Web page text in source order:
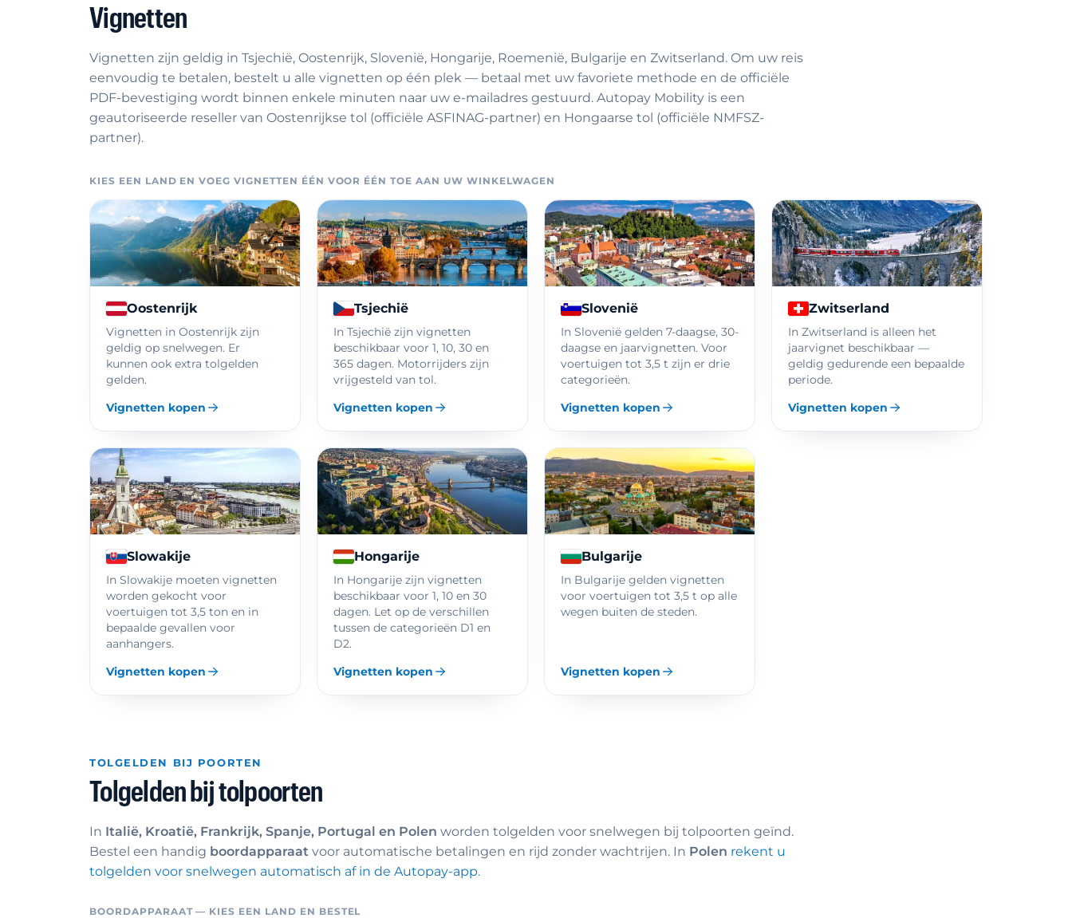
Vignetten
Vignetten zijn geldig in Tsjechië, Oostenrijk, Slovenië, Hongarije, Roemenië, Bulgarije en Zwitserland. Om uw reis
eenvoudig te betalen, bestelt u alle vignetten op één plek — betaal met uw favoriete methode en de officiële
PDF-bevestiging wordt binnen enkele minuten naar uw e-mailadres gestuurd. Autopay Mobility is een
geautoriseerde reseller van Oostenrijkse tol (officiële ASFINAG-partner) en Hongaarse tol (officiële NMFSZ-
partner).
KIES EEN LAND EN VOEG VIGNETTEN ÉÉN VOOR ÉÉN TOE AAN UW WINKELWAGEN
Oostenrijk
Vignetten in Oostenrijk zijn
geldig op snelwegen. Er
kunnen ook extra tolgelden
gelden.
Vignetten kopen
Tsjechië
In Tsjechië zijn vignetten
beschikbaar voor 1, 10, 30 en
365 dagen. Motorrijders zijn
vrijgesteld van tol.
Vignetten kopen
Slovenië
In Slovenië gelden 7-daagse, 30-
daagse en jaarvignetten. Voor
voertuigen tot 3,5 t zijn er drie
categorieën.
Vignetten kopen
Zwitserland
In Zwitserland is alleen het
jaarvignet beschikbaar —
geldig gedurende een bepaalde
periode.
Vignetten kopen
Slowakije
In Slowakije moeten vignetten
worden gekocht voor
voertuigen tot 3,5 ton en in
bepaalde gevallen voor
aanhangers.
Vignetten kopen
Hongarije
In Hongarije zijn vignetten
beschikbaar voor 1, 10 en 30
dagen. Let op de verschillen
tussen de categorieën D1 en
D2.
Vignetten kopen
Bulgarije
In Bulgarije gelden vignetten
voor voertuigen tot 3,5 t op alle
wegen buiten de steden.
Vignetten kopen
TOLGELDEN BIJ POORTEN
Tolgelden bij tolpoorten
In Italië, Kroatië, Frankrijk, Spanje, Portugal en Polen worden tolgelden voor snelwegen bij tolpoorten geïnd.
Bestel een handig boordapparaat voor automatische betalingen en rijd zonder wachtrijen. In Polen rekent u
tolgelden voor snelwegen automatisch af in de Autopay-app.
BOORDAPPARAAT — KIES EEN LAND EN BESTEL